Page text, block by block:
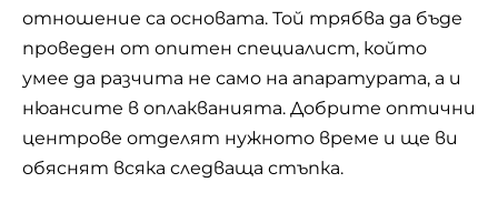
отношение са основата. Той трябва да бъде
проведен от опитен специалист, който
умее да разчита не само на апаратурата, а и
нюансите в оплакванията. Добрите оптични
центрове отделят нужното време и ще ви
обяснят всяка следваща стъпка.